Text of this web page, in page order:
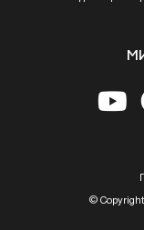
© Copyright